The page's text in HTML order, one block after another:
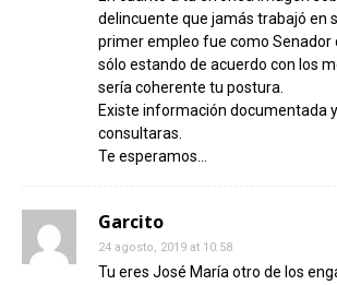
delincuente que jamás trabajó en
primer empleo fue como Senador
sólo estando de acuerdo con los
sería coherente tu postura.
Existe información documentada
consultaras.
Te esperamos…
Garcito
24 agosto, 2019 at 10:58
Tu eres José María otro de los